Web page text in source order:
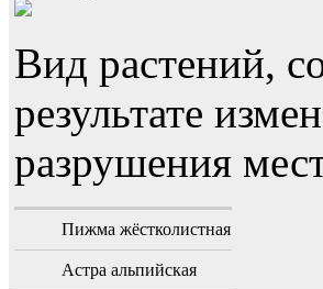
Вид растений,
результате
разрушения
Пижма жёстколистная
Астра альпийская